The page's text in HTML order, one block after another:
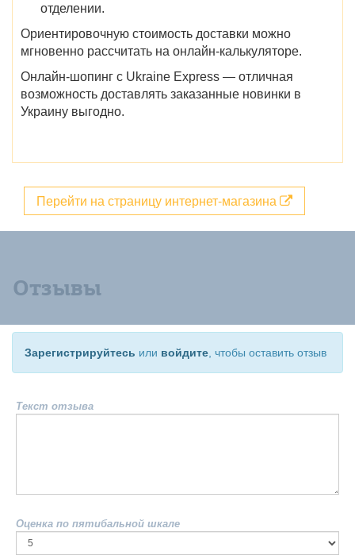
отделении.
Ориентировочную стоимость доставки можно
мгновенно рассчитать на онлайн-калькуляторе.
Онлайн-шопинг с Ukraine Express — отличная
возможность доставлять заказанные новинки в
Украину выгодно.
Перейти на страницу интернет-магазина
Отзывы
Зарегистрируйтесь или войдите , чтобы оставить отзыв
Текст отзыва
Оценка по пятибальной шкале